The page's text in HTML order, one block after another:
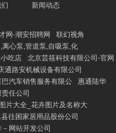
新闻动态
网-潮安招聘网
联幻视角
心泵,管道泵,自吸泵,化
吃店
北京芸筱科技有限公司-官网
通路安机械设备有限公司
汽车销售服务有限公
惠通陆华
任公司
片大全_花卉图片及名称大
往困家居用品股份公司
网站开发公司